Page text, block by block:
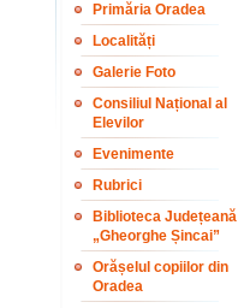
Primăria Oradea
Localități
Galerie Foto
Consiliul Național al
Elevilor
Evenimente
Rubrici
Biblioteca Județeană
„Gheorghe Șincai”
Orășelul copiilor din
Oradea